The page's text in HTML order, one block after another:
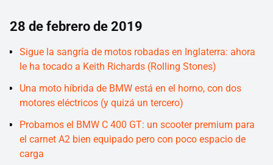
28 de febrero de 2019
Sigue la sangría de motos robadas en Inglaterra: ahora
le ha tocado a Keith Richards (Rolling Stones)
Una moto híbrida de BMW está en el horno, con dos
motores eléctricos (y quizá un tercero)
Probamos el BMW C 400 GT: un scooter premium para
el carnet A2 bien equipado pero con poco espacio de
carga